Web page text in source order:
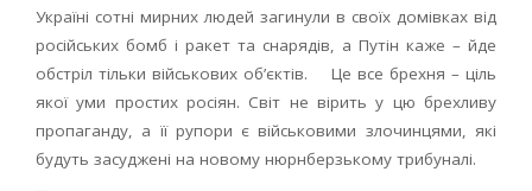
Україні сотні мирних людей загинули в своїх домівках від
російських бомб і ракет та снарядів, а Путін каже – йде
обстріл тільки військових об’єктів. Це все брехня – ціль
якої уми простих росіян. Світ не вірить у цю брехливу
пропаганду, а її рупори є військовими злочинцями, які
будуть засуджені на новому нюрнберзькому трибуналі.